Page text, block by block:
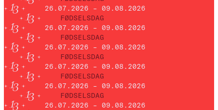
26.07.2026 – 09.08.2026
FØDSELSDAG
26.07.2026 – 09.08.2026
FØDSELSDAG
26.07.2026 – 09.08.2026
FØDSELSDAG
26.07.2026 – 09.08.2026
FØDSELSDAG
26.07.2026 – 09.08.2026
FØDSELSDAG
26.07.2026 – 09.08.2026